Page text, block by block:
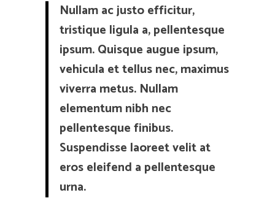
Nullam ac justo efficitur,
tristique ligula a, pellentesque
ipsum. Quisque augue ipsum,
vehicula et tellus nec, maximus
viverra metus. Nullam
elementum nibh nec
pellentesque finibus.
Suspendisse laoreet velit at
eros eleifend a pellentesque
urna.